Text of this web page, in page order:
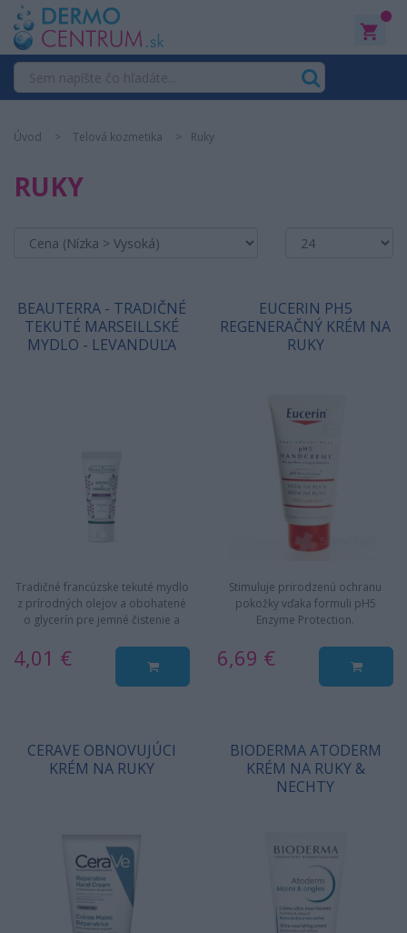
Úvod Telová kozmetika Ruky
RUKY
BEAUTERRA - TRADIČNÉ
TEKUTÉ MARSEILLSKÉ
MYDLO - LEVANDUĽA
Tradičné francúzske tekuté mydlo
z prírodných olejov a obohatené
o glycerín pre jemné čistenie a
4,01 €
EUCERIN PH5
REGENERAČNÝ KRÉM NA
RUKY
Stimuluje prirodzenú ochranu
pokožky vďaka formuli pH5
Enzyme Protection.
6,69 €
CERAVE OBNOVUJÚCI
KRÉM NA RUKY
BIODERMA ATODERM
KRÉM NA RUKY &
NECHTY